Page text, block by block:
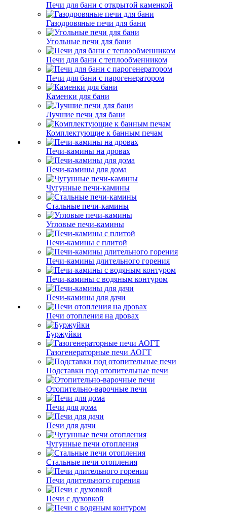
Печи для бани с открытой каменкой
Газодровяные печи для бани
Угольные печи для бани
Печи для бани с теплообменником
Печи для бани с парогенератором
Каменки для бани
Лучшие печи для бани
Комплектующие к банным печам
Печи-камины на дровах
Печи-камины для дома
Чугунные печи-камины
Стальные печи-камины
Угловые печи-камины
Печи-камины с плитой
Печи-камины длительного горения
Печи-камины с водяным контуром
Печи-камины для дачи
Печи отопления на дровах
Буржуйки
Газогенераторные печи АОГТ
Подставки под отопительные печи
Отопительно-варочные печи
Печи для дома
Печи для дачи
Чугунные печи отопления
Стальные печи отопления
Печи длительного горения
Печи с духовкой